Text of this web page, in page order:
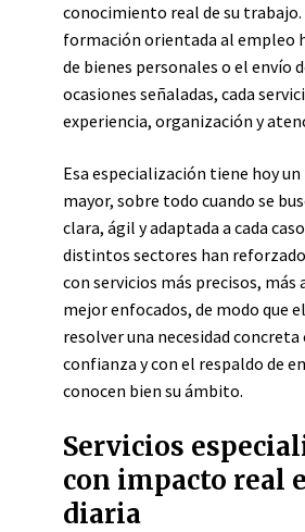
conocimiento real de su trabajo.
formación orientada al empleo
de bienes personales o el envío
ocasiones señaladas, cada
experiencia, organización y
Esa especialización tiene hoy un
mayor, sobre todo cuando se
clara, ágil y adaptada a cada
distintos sectores han
con servicios más precisos, más
mejor enfocados, de modo que
resolver una necesidad
confianza y con el respaldo de
conocen bien su ámbito.
Servicios
con impacto real
diaria